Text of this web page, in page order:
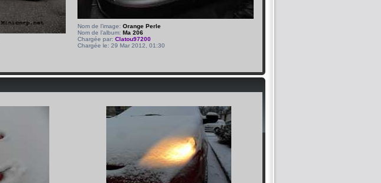
Nom de l’image: Orange Perle
Nom de l’album: Ma 206
Chargée par: Clatou97200
Chargée le: 29 Mar 2012, 01:30